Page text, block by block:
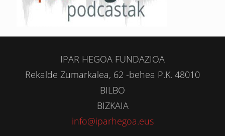
IPAR HEGOA FUNDAZIOA
Rekalde Zumarkalea, 62 -behea P.K. 48010
BILBO
BIZKAIA
info@iparhegoa.eus